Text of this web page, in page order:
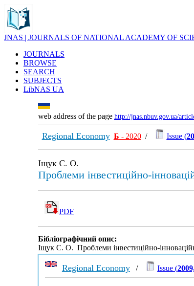
JNAS | JOURNALS OF NATIONAL ACADEMY OF
JOURNALS
BROWSE
SEARCH
SUBJECTS
LibNAS UA
web address of the page http://jnas.nbuv.gov.ua/
Regional Economy Б - 2020/ Issue (
Іщук С. О.
Проблеми інвестиційно-
PDF
Бібліографічний опис:
Іщук С. О. Проблеми інвестиційно-
Regional Economy/ Issue (